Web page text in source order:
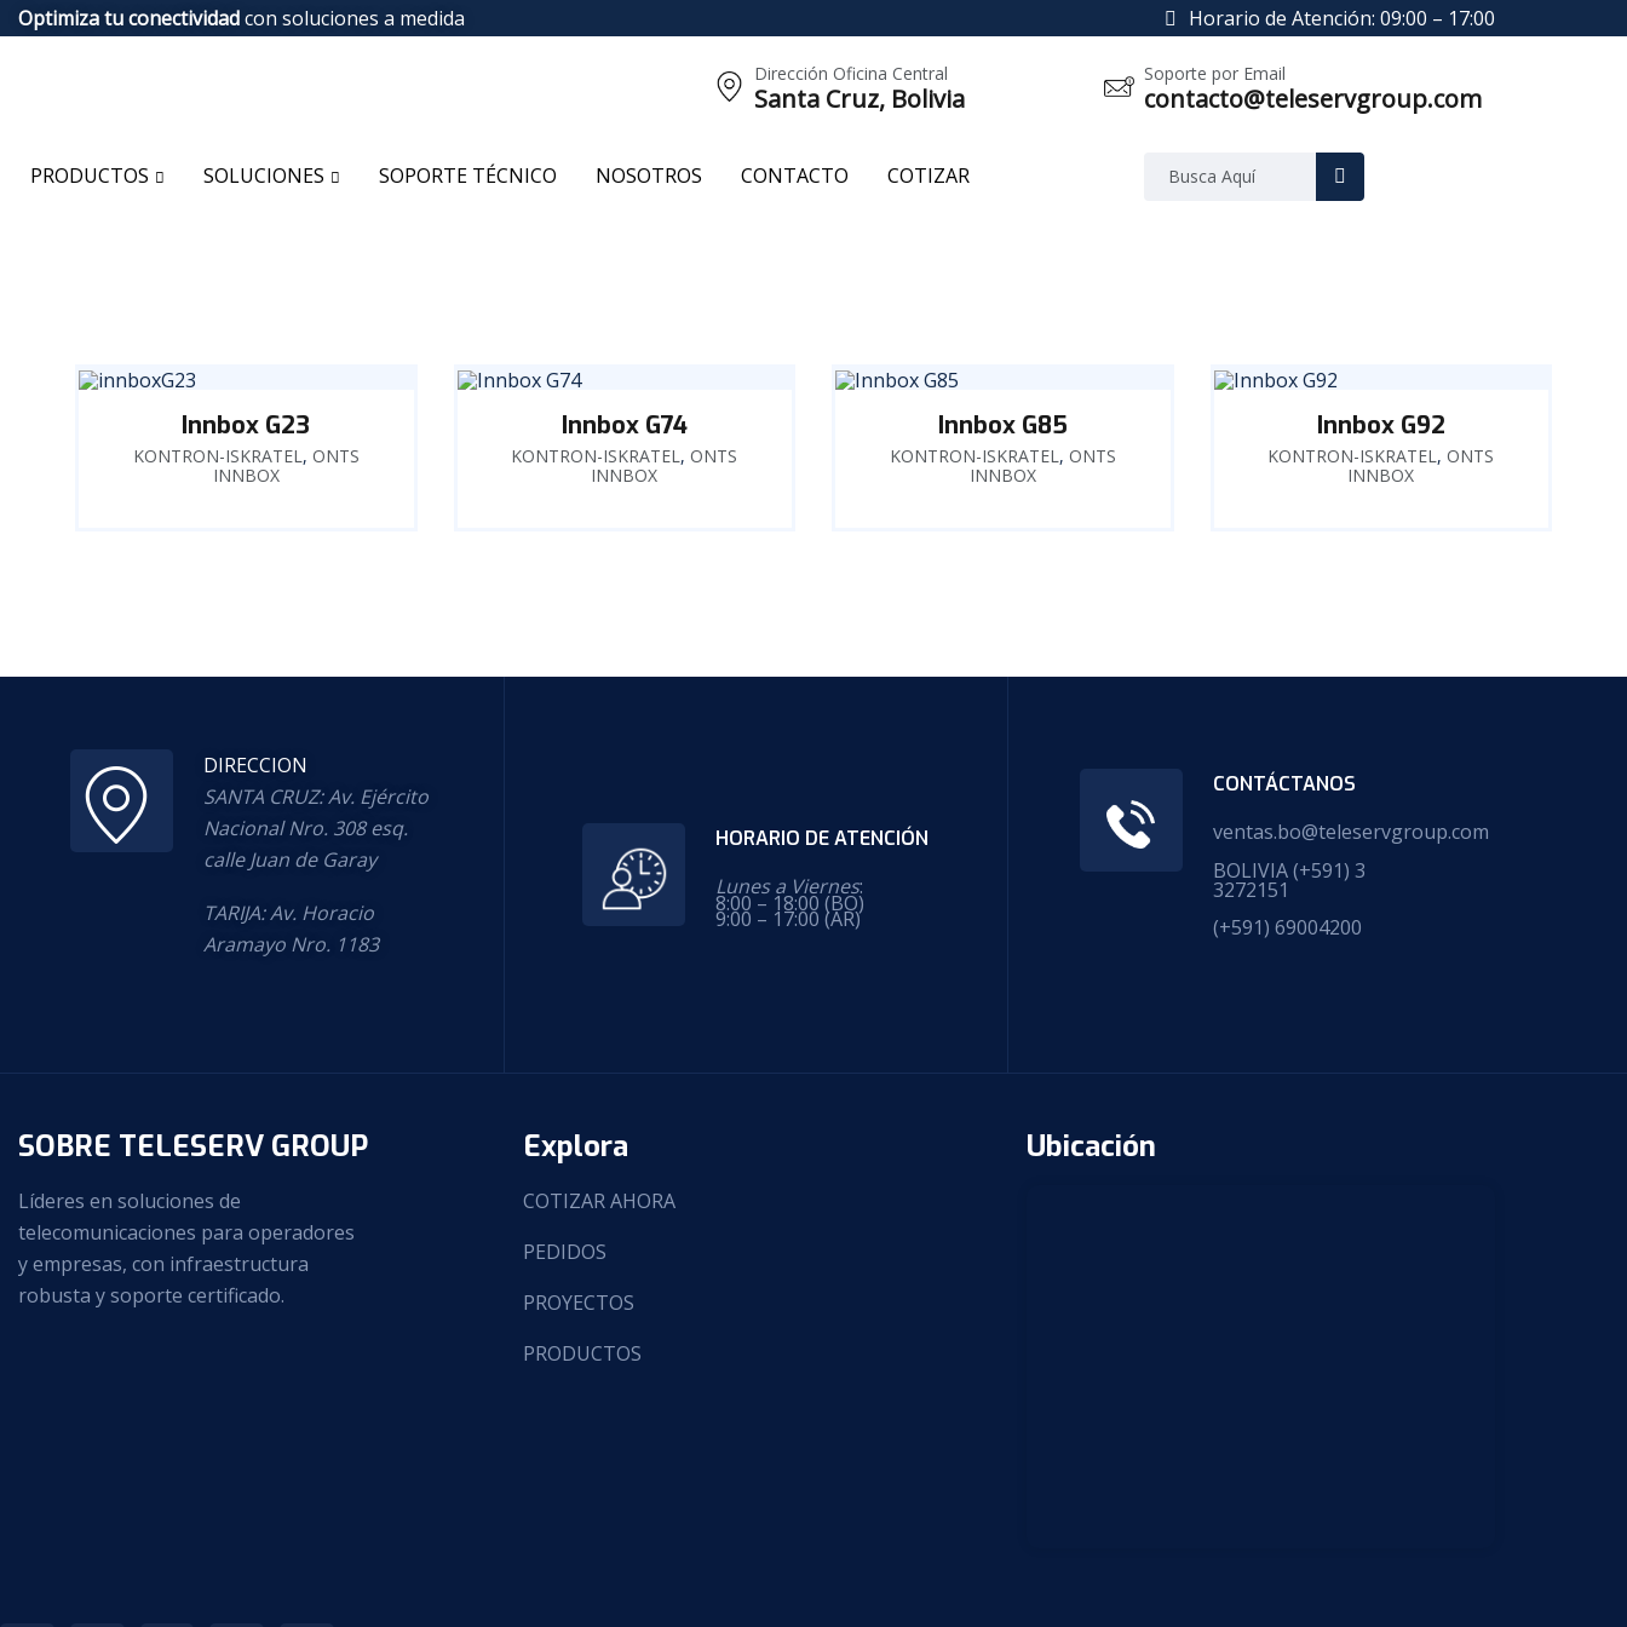
Optimiza tu conectividadcon soluciones a medida Horario de Atención: 09:00 – 17:00
Dirección Oficina Central
Santa Cruz, Bolivia
Soporte por Email
contacto@teleservgroup.com
PRODUCTOS SOLUCIONES SOPORTE TÉCNICO NOSOTROS CONTACTO COTIZAR
Innbox G23
KONTRON-ISKRATEL , ONTS
INNBOX
Innbox G74
KONTRON-ISKRATEL ,ONTS
INNBOX
Innbox G85
KONTRON-ISKRATEL , ONTS
INNBOX
Innbox G92
KONTRON-ISKRATEL ,ONTS
INNBOX
DIRECCION
SANTA CRUZ: Av. Ejército
Nacional Nro. 308 esq.
calle Juan de Garay
TARIJA: Av. Horacio
Aramayo Nro. 1183
HORARIO DE ATENCIÓN
Lunes a Viernes:
8:00 – 18:00 (BO)
9:00 – 17:00 (AR)
CONTÁCTANOS
ventas.bo@teleservgroup.com
BOLIVIA(+591) 3
3272151
(+591) 69004200
SOBRE TELESERV GROUP
Líderes en soluciones de
telecomunicaciones para operadores
y empresas, con infraestructura
robusta y soporte certificado.
Explora
COTIZAR AHORA
PEDIDOS
PROYECTOS
PRODUCTOS
Ubicación